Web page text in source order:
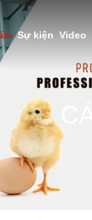
Sự kiện Video